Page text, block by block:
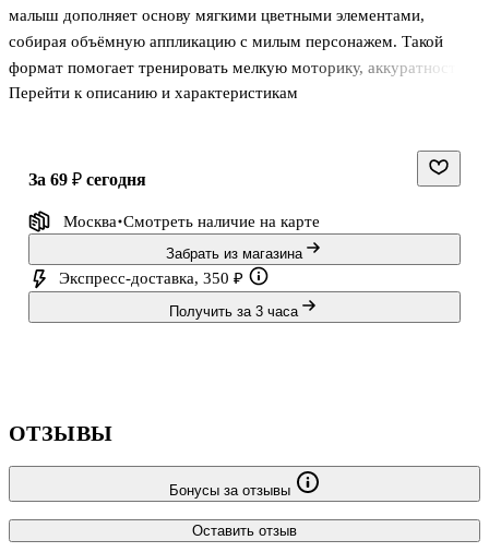
малыш дополняет основу мягкими цветными элементами,
собирая объёмную аппликацию с милым персонажем. Такой
формат помогает тренировать мелкую моторику, аккуратность и
усидчивость, а ещё знакомит с формами и сочетаниями цветов.
маленькими пальцами, а результат получается ярким и
можно сохранить на память или подарить близким.
Перейти к описанию и характеристикам
кристаллов.
Арт.06360
"Ёжики"
за 69 ₽ сегодня
Москва Смотреть наличие на карте
Забрать из магазина
Экспресс-доставка, 350 ₽
Получить за 3 часа
ОТЗЫВЫ
Бонусы за отзывы
Оставить отзыв